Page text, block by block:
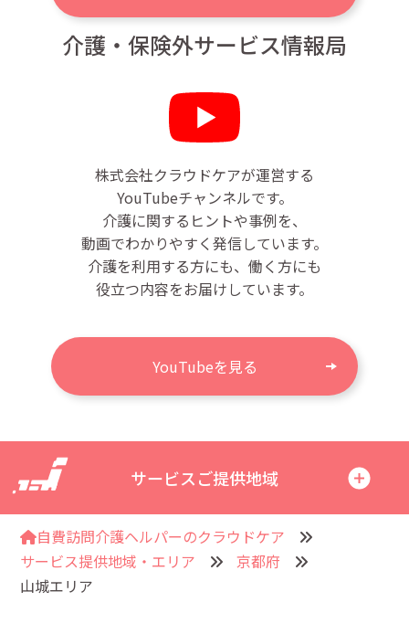
介護・保険外サービス情報局
株式会社クラウドケアが運営する
YouTubeチャンネルです。
介護に関するヒントや事例を、
動画でわかりやすく発信しています。
介護を利用する方にも、働く方にも
役立つ内容をお届けしています。
YouTubeを見る
サービスご提供地域
自費訪問介護ヘルパーのクラウドケア
サービス提供地域・エリア
京都府
山城エリア